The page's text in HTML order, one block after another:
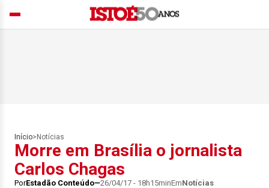
Início> Notícias
Morre em Brasília o jornalista
Carlos Chagas
PorEstadão Conteúdo 26/04/17 - 18h15minEmNotícias